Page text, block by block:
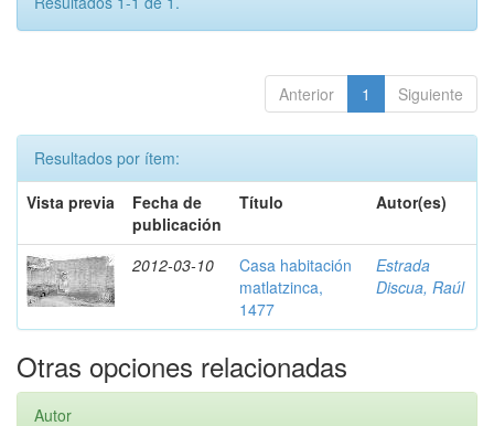
Anterior 1 Siguiente
Resultados por ítem:
Vista previa
Fecha de
publicación
Título Autor(es)
2012-03-10
Casa habitación
matlatzinca,
1477
Estrada
Discua, Raúl
Otras opciones relacionadas
Autor